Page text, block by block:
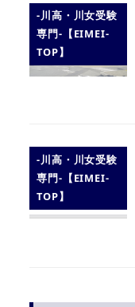
-川高・川女受験
専門-【EIMEI-
TOP】
-川高・川女受験
専門-【EIMEI-
TOP】